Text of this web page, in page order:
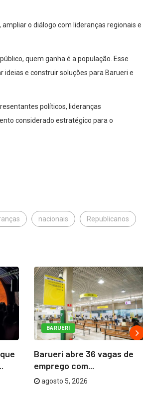
o diálogo com lideranças regionais e
quem ganha é a população. Esse
e construir soluções para Barueri e
políticos, lideranças
considerado estratégico para o
nacionais Republicanos
BARUERI
Barueri abre 36 vagas de
emprego com...
agosto 5, 2026